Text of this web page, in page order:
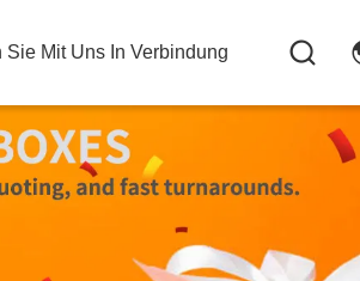
Sie Mit Uns In Verbindung